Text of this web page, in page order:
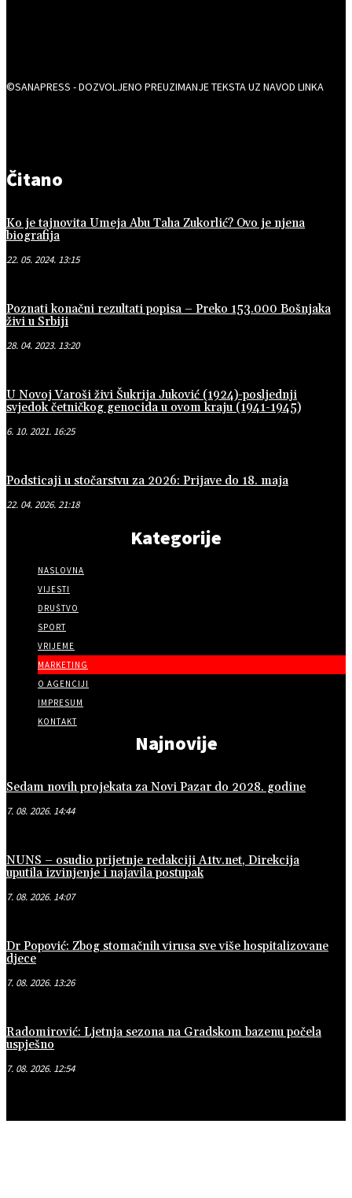
©SANAPRESS - DOZVOLJENO PREUZIMANJE TEKSTA UZ NAVOD LINKA
Čitano
Ko je tajnovita Umeja Abu Taha Zukorlić? Ovo je njena
biografija
22. 05. 2024. 13:15
Poznati konačni rezultati popisa – Preko 153.000 Bošnjaka
živi u Srbiji
28. 04. 2023. 13:20
U Novoj Varoši živi Šukrija Juković (1924)-posljednji
svjedok četničkog genocida u ovom kraju (1941-1945)
6. 10. 2021. 16:25
Podsticaji u stočarstvu za 2026: Prijave do 18. maja
22. 04. 2026. 21:18
Kategorije
NASLOVNA
VIJESTI
DRUŠTVO
SPORT
VRIJEME
MARKETING
O AGENCIJI
IMPRESUM
KONTAKT
Najnovije
Sedam novih projekata za Novi Pazar do 2028. godine
7. 08. 2026. 14:44
NUNS – osudio prijetnje redakciji A1tv.net, Direkcija
uputila izvinjenje i najavila postupak
7. 08. 2026. 14:07
Dr Popović: Zbog stomačnih virusa sve više hospitalizovane
djece
7. 08. 2026. 13:26
Radomirović: Ljetnja sezona na Gradskom bazenu počela
uspješno
7. 08. 2026. 12:54